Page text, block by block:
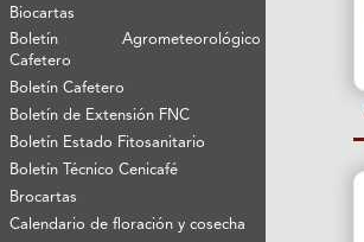
Biocartas
Boletín Agrometeorológico
Cafetero
Boletín Cafetero
Boletín de Extensión FNC
Boletín Estado Fitosanitario
Boletín Técnico Cenicafé
Brocartas
Calendario de floración y cosecha